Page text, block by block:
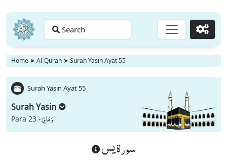
Search Go
Home ➤ Al-Quran ➤ Surah Yasin Ayat 55
Surah Yasin Ayat 55
Surah Yasin
Para 23 -وَ مَا لِیَ
سورة يس